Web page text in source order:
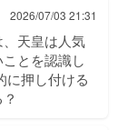
2026/07/03 21:31
天皇は人気
とを認識し
に押し付ける